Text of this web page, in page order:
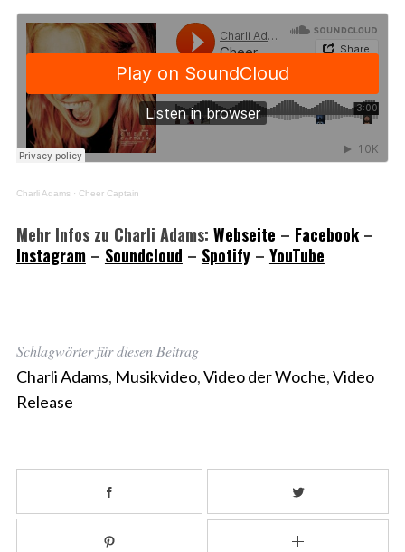
Charli Adams· Cheer Captain
Mehr Infos zu Charli Adams: Webseite – Facebook–
Instagram– Soundcloud – Spotify– YouTube
Schlagwörter für diesen Beitrag
Charli Adams, Musikvideo,Video der Woche,Video
Release